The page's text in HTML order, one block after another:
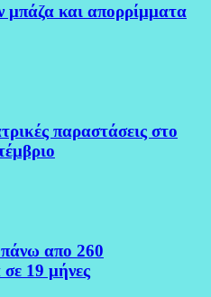
και απορρίμματα
παραστάσεις στο
απο 260
19 μήνες